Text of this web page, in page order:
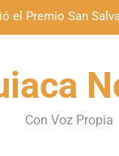
la soberanía
Con Voz Propia